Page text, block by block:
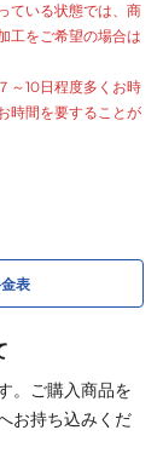
ている状態では、商
工をご希望の場合は
７～10日程度多くお時
時間を要することが
表
。ご購入商品を
お持ち込みくだ